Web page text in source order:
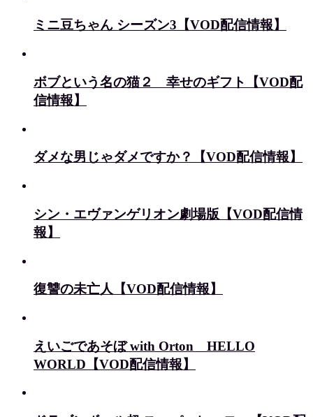
ミニ豆ちゃん シーズン3【VOD配信情報】
ボブという名の猫２ 幸せのギフト【VOD配
信情報】
ダメな男じゃダメですか？【VOD配信情報】
シン・エヴァンゲリオン劇場版【VOD配信情
報】
復讐の未亡人【VOD配信情報】
えいごであそぼ with Orton HELLO
WORLD【VOD配信情報】